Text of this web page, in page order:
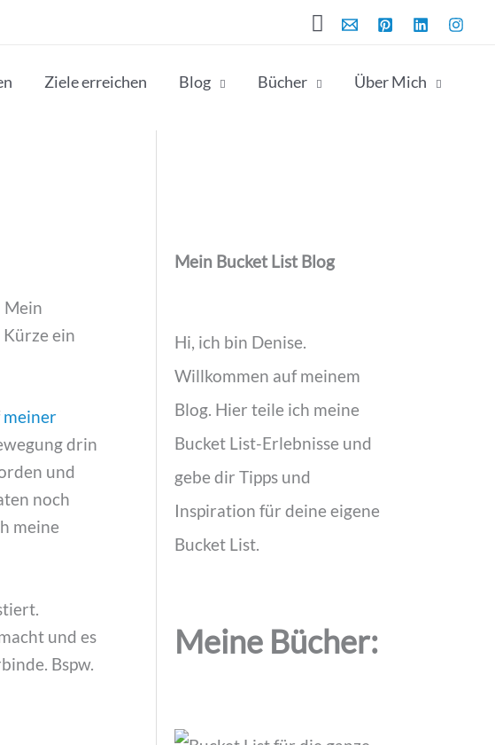
Suchen
Ziele erreichen Blog Bücher Über Mich
Mein
ein
meiner
drin
und
noch
meine
und es
Bspw.
Mein Bucket List Blog
Hi, ich bin Denise.
Willkommen auf meinem
Blog. Hier teile ich meine
Bucket List-Erlebnisse und
gebe dir Tipps und
Inspiration für deine eigene
Bucket List.
Meine Bücher: